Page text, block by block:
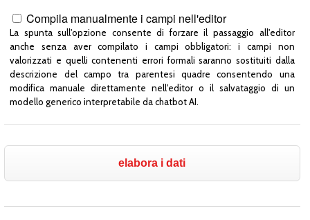
Compila manualmente i campi nell'editor
La spunta sull'opzione consente di forzare il passaggio all'editor
anche senza aver compilato i campi obbligatori: i campi non
valorizzati e quelli contenenti errori formali saranno sostituiti dalla
descrizione del campo tra parentesi quadre consentendo una
modifica manuale direttamente nell'editor o il salvataggio di un
modello generico interpretabile da chatbot AI.